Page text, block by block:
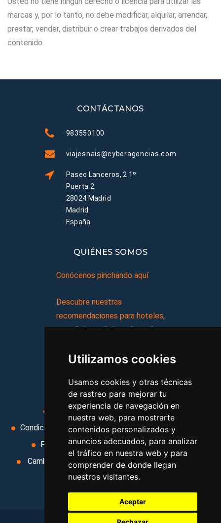
Utilizamos cookies
Usamos cookies y otras técnicas
de rastreo para mejorar tu
experiencia de navegación en
nuestra web, para mostrarte
contenidos personalizados y
anuncios adecuados, para analizar
el tráfico en nuestra web y para
comprender de donde llegan
nuestros visitantes.
Aceptar
marcas y, por lo tanto, no debe modificar, alquilar, arrendar,
prestar, vender, distribuir o crear trabajos derivados del
contenido.
CONTÁCTANOS
983550100
viajesnais@cyberagencias.com
Paseo Lanceros, 2 1º
Puerta 2
28024 Madrid
Madrid
España
QUIÉNES SOMOS
Conócenos pinchando aquí
Descubre nuestras
recomendaciones para hoteles,
complejos turísticos, hostales,
viajes, y mucho más!
MI AGENCIA
Aviso legal
Condiciones de uso
Condiciones Generales
Ley de Viajes Combinados
Política de privacidad
Uso de cookies
Cambiar preferencias de cookies
Area privada
Contacto